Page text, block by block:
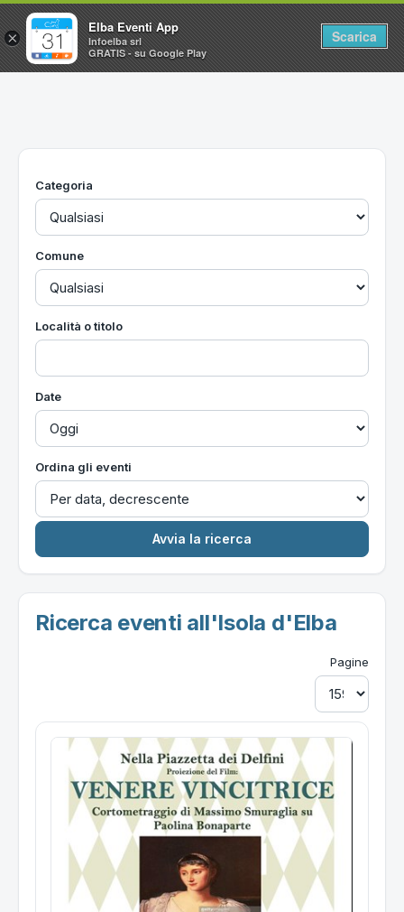
Home
Utilità
Categoria
Comune
Località o titolo
Date
Ordina gli eventi
Ricerca eventi all'Isola d'Elba
Pagine
×
Elba Eventi App
Infoelba srl
GRATIS - su Google Play
Scarica